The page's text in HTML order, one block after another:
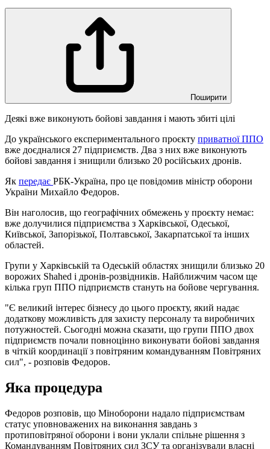
Поширити
Деякі вже виконують бойові завдання і мають збиті цілі
До українського експериментального проєкту приватної ППО
вже доєдналися 27 підприємств. Два з них вже виконують
бойові завдання і знищили близько 20 російських дронів.
Як передає РБК-Україна, про це повідомив міністр оборони
України Михайло Федоров.
Він наголосив, що географічних обмежень у проєкту немає:
вже долучилися підприємства з Харківської, Одеської,
Київської, Запорізької, Полтавської, Закарпатської та інших
областей.
Групи у Харківській та Одеській областях знищили близько 20
ворожих Shahed і дронів-розвідників. Найближчим часом ще
кілька груп ППО підприємств стануть на бойове чергування.
"Є великий інтерес бізнесу до цього проєкту, який надає
додаткову можливість для захисту персоналу та виробничих
потужностей. Сьогодні можна сказати, що групи ППО двох
підприємств почали повноцінно виконувати бойові завдання
в чіткій координації з повітряним командуванням Повітряних
сил", - розповів Федоров.
Яка процедура
Федоров розповів, що Міноборони надало підприємствам
статус уповноважених на виконання завдань з
протиповітряної оборони і вони уклали спільне рішення з
Командуванням Повітряних сил ЗСУ та організували власні